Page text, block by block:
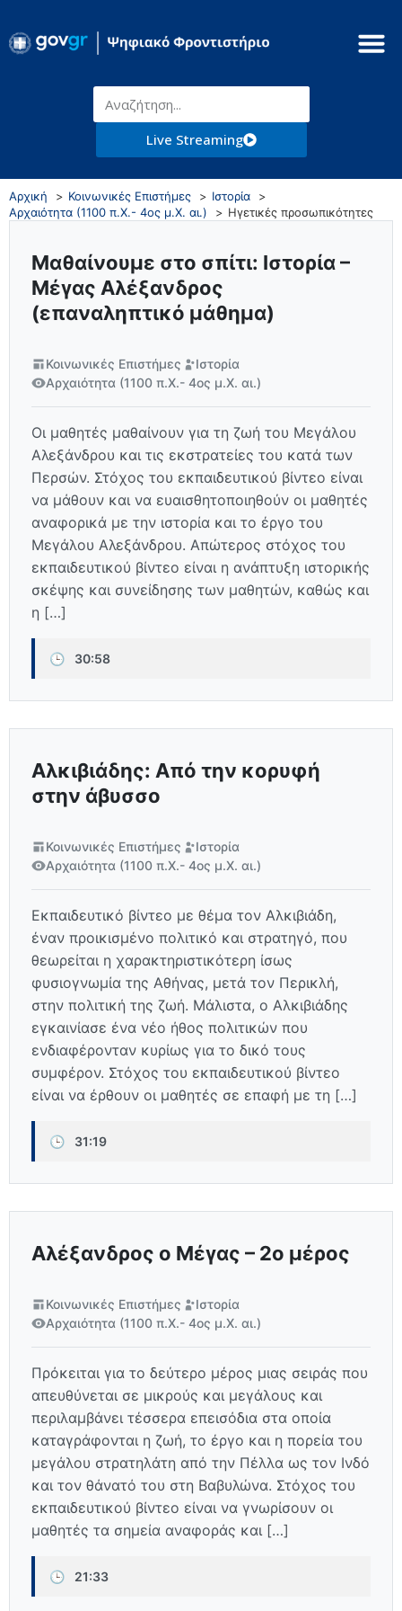
Live Streaming
Αρχική Κοινωνικές Επιστήμες
Ιστορία
Αρχαιότητα (1100 π.Χ.- 4ος μ.Χ. αι.)
Ηγετικές προσωπικότητες
Μαθαίνουμε στο σπίτι: Ιστορία –
Μέγας Αλέξανδρος
(επαναληπτικό μάθημα)
Κοινωνικές Επιστήμες
Ιστορία
Αρχαιότητα (1100 π.Χ.- 4ος μ.Χ. αι.)
Οι μαθητές μαθαίνουν για τη ζωή του Μεγάλου
Αλεξάνδρου και τις εκστρατείες του κατά των
Περσών. Στόχος του εκπαιδευτικού βίντεο είναι
να μάθουν και να ευαισθητοποιηθούν οι μαθητές
αναφορικά με την ιστορία και το έργο του
Μεγάλου Αλεξάνδρου. Απώτερος στόχος του
εκπαιδευτικού βίντεο είναι η ανάπτυξη ιστορικής
σκέψης και συνείδησης των μαθητών, καθώς και
η […]
🕒 30:58
Αλκιβιάδης: Από την κορυφή
στην άβυσσο
Κοινωνικές Επιστήμες
Ιστορία
Αρχαιότητα (1100 π.Χ.- 4ος μ.Χ. αι.)
Εκπαιδευτικό βίντεο με θέμα τον Αλκιβιάδη,
έναν προικισμένο πολιτικό και στρατηγό, που
θεωρείται η χαρακτηριστικότερη ίσως
φυσιογνωμία της Αθήνας, μετά τον Περικλή,
στην πολιτική της ζωή. Μάλιστα, ο Αλκιβιάδης
εγκαινίασε ένα νέο ήθος πολιτικών που
ενδιαφέρονταν κυρίως για το δικό τους
συμφέρον. Στόχος του εκπαιδευτικού βίντεο
είναι να έρθουν οι μαθητές σε επαφή με τη […]
🕒 31:19
Αλέξανδρος ο Μέγας – 2ο μέρος
Κοινωνικές Επιστήμες
Ιστορία
Αρχαιότητα (1100 π.Χ.- 4ος μ.Χ. αι.)
Πρόκειται για το δεύτερο μέρος μιας σειράς που
απευθύνεται σε μικρούς και μεγάλους και
περιλαμβάνει τέσσερα επεισόδια στα οποία
καταγράφονται η ζωή, το έργο και η πορεία του
μεγάλου στρατηλάτη από την Πέλλα ως τον Ινδό
και τον θάνατό του στη Βαβυλώνα. Στόχος του
εκπαιδευτικού βίντεο είναι να γνωρίσουν οι
μαθητές τα σημεία αναφοράς και […]
🕒 21:33